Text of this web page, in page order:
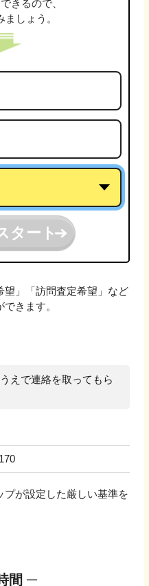
きるので、
しょう。
タート
望」「訪問査定希望」など
きます。
えで連絡を取ってもら
プが設定した厳しい基準を
間